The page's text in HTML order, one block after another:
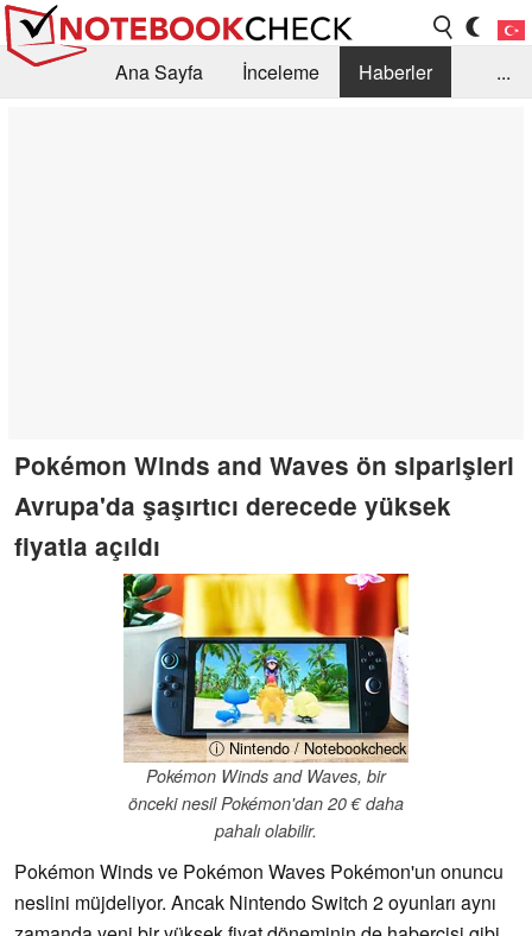
Ana Sayfa İnceleme
Haberler
...
Pokémon Winds and Waves ön siparişleri
Avrupa'da şaşırtıcı derecede yüksek
fiyatla açıldı
ⓘ Nintendo / Notebookcheck
Pokémon Winds and Waves, bir
önceki nesil Pokémon'dan 20 € daha
pahalı olabilir.
Pokémon Winds ve Pokémon Waves Pokémon'un onuncu
neslini müjdeliyor. Ancak Nintendo Switch 2 oyunları aynı